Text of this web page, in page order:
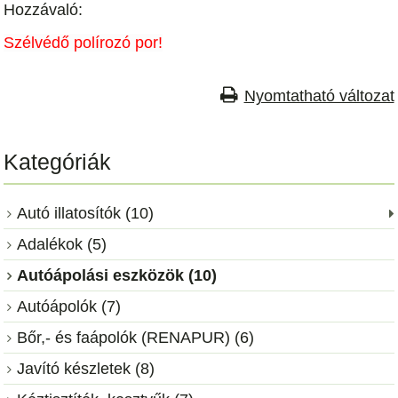
Hozzávaló:
Szélvédő polírozó por!
Nyomtatható változat
Kategóriák
Autó illatosítók (10)
Adalékok (5)
Autóápolási eszközök (10)
Autóápolók (7)
Bőr,- és faápolók (RENAPUR) (6)
Javító készletek (8)